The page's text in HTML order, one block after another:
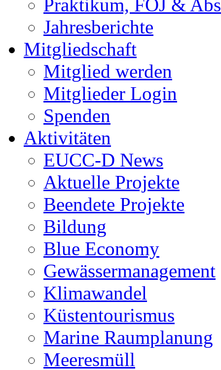
Praktikum, FÖJ &
Jahresberichte
Mitgliedschaft
Mitglied werden
Mitglieder Login
Spenden
Aktivitäten
EUCC-D News
Aktuelle Projekte
Beendete Projekte
Bildung
Blue Economy
Gewässermanagement
Klimawandel
Küstentourismus
Marine Raumplanung
Meeresmüll